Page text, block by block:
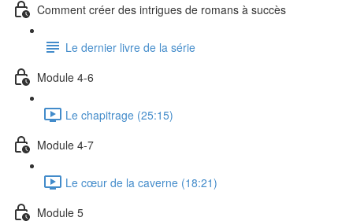
Comment créer des intrigues de romans à succès
Le dernier livre de la série
Module 4-6
Le chapitrage (25:15)
Module 4-7
Le cœur de la caverne (18:21)
Module 5